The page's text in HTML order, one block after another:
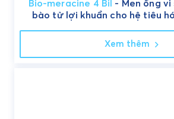
Bio-meracine 4 Bil - Men ống
bào tử lợi khuẩn cho hệ tiêu
Xem thêm